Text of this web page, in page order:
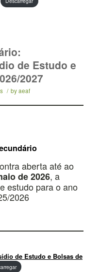
de Estudo e
2027
/ byaeaf
aberta até ao
de 2026, a
estudo para o ano
2026
de Estudo e Bolsas de